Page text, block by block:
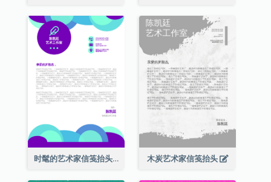
时髦的艺术家信笺抬头 木炭艺术家信笺抬头